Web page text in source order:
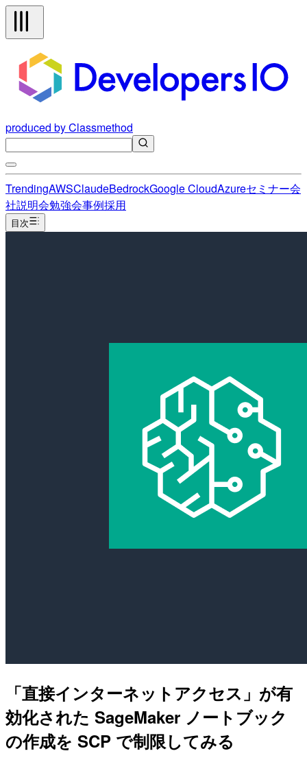
produced by Classmethod
TrendingAWSClaudeBedrockGoogle CloudAzureセミナー会
社説明会勉強会事例採用
目次
「直接インターネットアクセス」が有
効化された SageMaker ノートブック
の作成を SCP で制限してみる